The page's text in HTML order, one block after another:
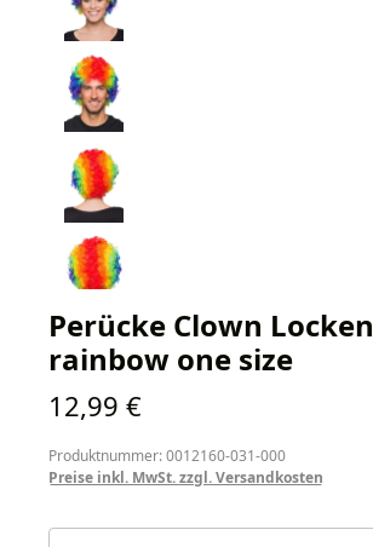
Perücke Clown Locken
rainbow one size
Regulärer Preis:
12,99 €
Produktnummer: 0012160-031-000
Preise inkl. MwSt. zzgl. Versandkosten